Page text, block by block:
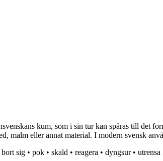
kum, som i sin tur kan spåras till det
malm eller annat material. I modern svensk
bort sig • pok • skald • reagera • dyngsur• utrensa